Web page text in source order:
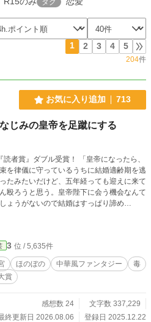
タグ
1 2 3 4 5
204件
お気に入り追加 713
じみの皇帝を足蹴にする
受賞！ 「皇帝になったら、
を律儀に守っているうちに結婚適齢期を逃
たみたいだけど、五年経っても迎えに来て
殴ろうと思う。皇帝陛下に会う機会なんて
ょうがないので結婚はすっぱり諦め
に決めました。……だというのに。皇帝陛
3 位 / 5,635件
ほのぼの 中華風ファンタジー
毒
賞
感想数 24
文字数 337,229
終更新日 2026.08.06
登録日 2025.12.22